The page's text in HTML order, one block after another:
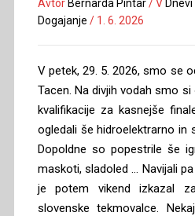
Avtor Bernarda Pintar/V
Dogajanje / 1. 6. 2026
V petek, 29. 5. 2026, smo se
Tacen. Na divjih vodah smo
kvalifikacije za kasnejše
ogledali še hidroelektrarno in
Dopoldne so popestrile še
maskoti, sladoled … Navijali
je potem vikend izkazal
slovenske tekmovalce.